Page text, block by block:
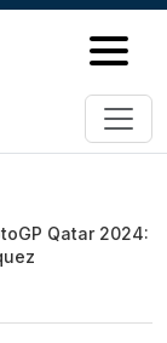
Qatar 2024: